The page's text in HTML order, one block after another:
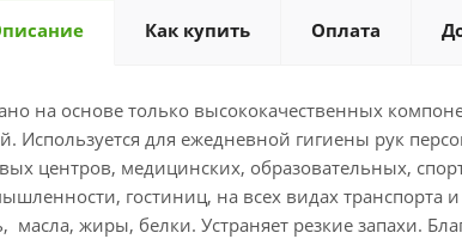
Как купить Оплата
на основе только высококачественных
Используется для ежедневной гигиены рук
центров, медицинских, образовательных,
гостиниц, на всех видах
масла, жиры, белки. Устраняет резкие запахи.